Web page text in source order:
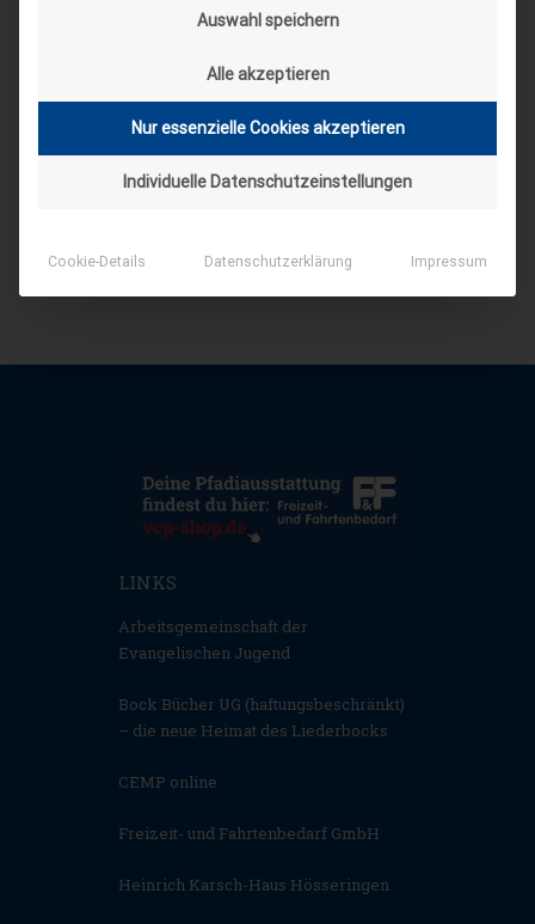
LINKS
Arbeitsgemeinschaft der
Evangelischen Jugend
Bock Bücher UG (haftungsbeschränkt)
– die neue Heimat des Liederbocks
CEMP online
Freizeit- und Fahrtenbedarf GmbH
Heinrich Karsch-Haus Hösseringen
Auswahl speichern
Alle akzeptieren
Nur essenzielle Cookies akzeptieren
Individuelle Datenschutzeinstellungen
Cookie-Details Datenschutzerklärung Impressum